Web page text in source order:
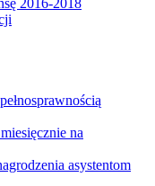
na
asystentom